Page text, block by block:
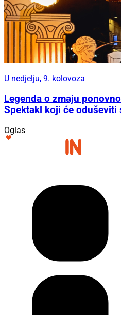
U nedjelju, 9. kolovoza
Legenda o zmaju
Spektakl koji će oduševiti
Oglas